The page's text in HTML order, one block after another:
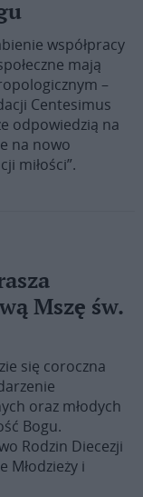
współpracy
mają
–
Centesimus
odpowiedzią na
na nowo
miłości”.
Mszę św.
się coroczna
oraz młodych
Bogu.
Rodzin Diecezji
Młodzieży i